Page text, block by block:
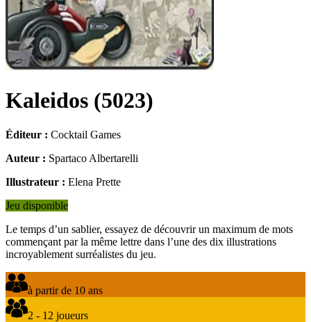
Kaleidos (5023)
Éditeur : Cocktail Games
Auteur : Spartaco Albertarelli
Illustrateur : Elena Prette
Jeu disponible
Le temps d’un sablier, essayez de découvrir un maximum de mots
commençant par la même lettre dans l’une des dix illustrations
incroyablement surréalistes du jeu.
à partir de 10 ans
2 - 12 joueurs